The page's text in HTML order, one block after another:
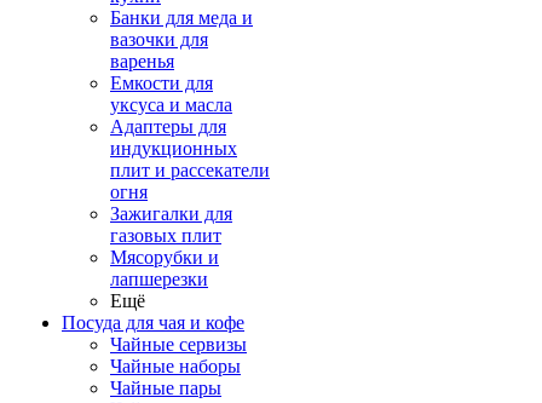
Банки для меда и
вазочки для
варенья
Емкости для
уксуса и масла
Адаптеры для
индукционных
плит и рассекатели
огня
Зажигалки для
газовых плит
Мясорубки и
лапшерезки
Ещё
Посуда для чая и кофе
Чайные сервизы
Чайные наборы
Чайные пары